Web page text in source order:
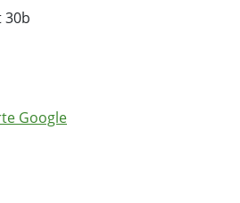
30b
Google